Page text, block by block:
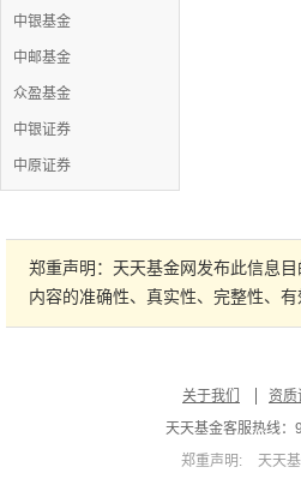
中银基金
中邮基金
众盈基金
中银证券
中原证券
郑重声明：天天基金网发布此信息
内容的准确性、真实性、完整性、
关于我们
资质
天天基金客服热线
郑重声明:
天天